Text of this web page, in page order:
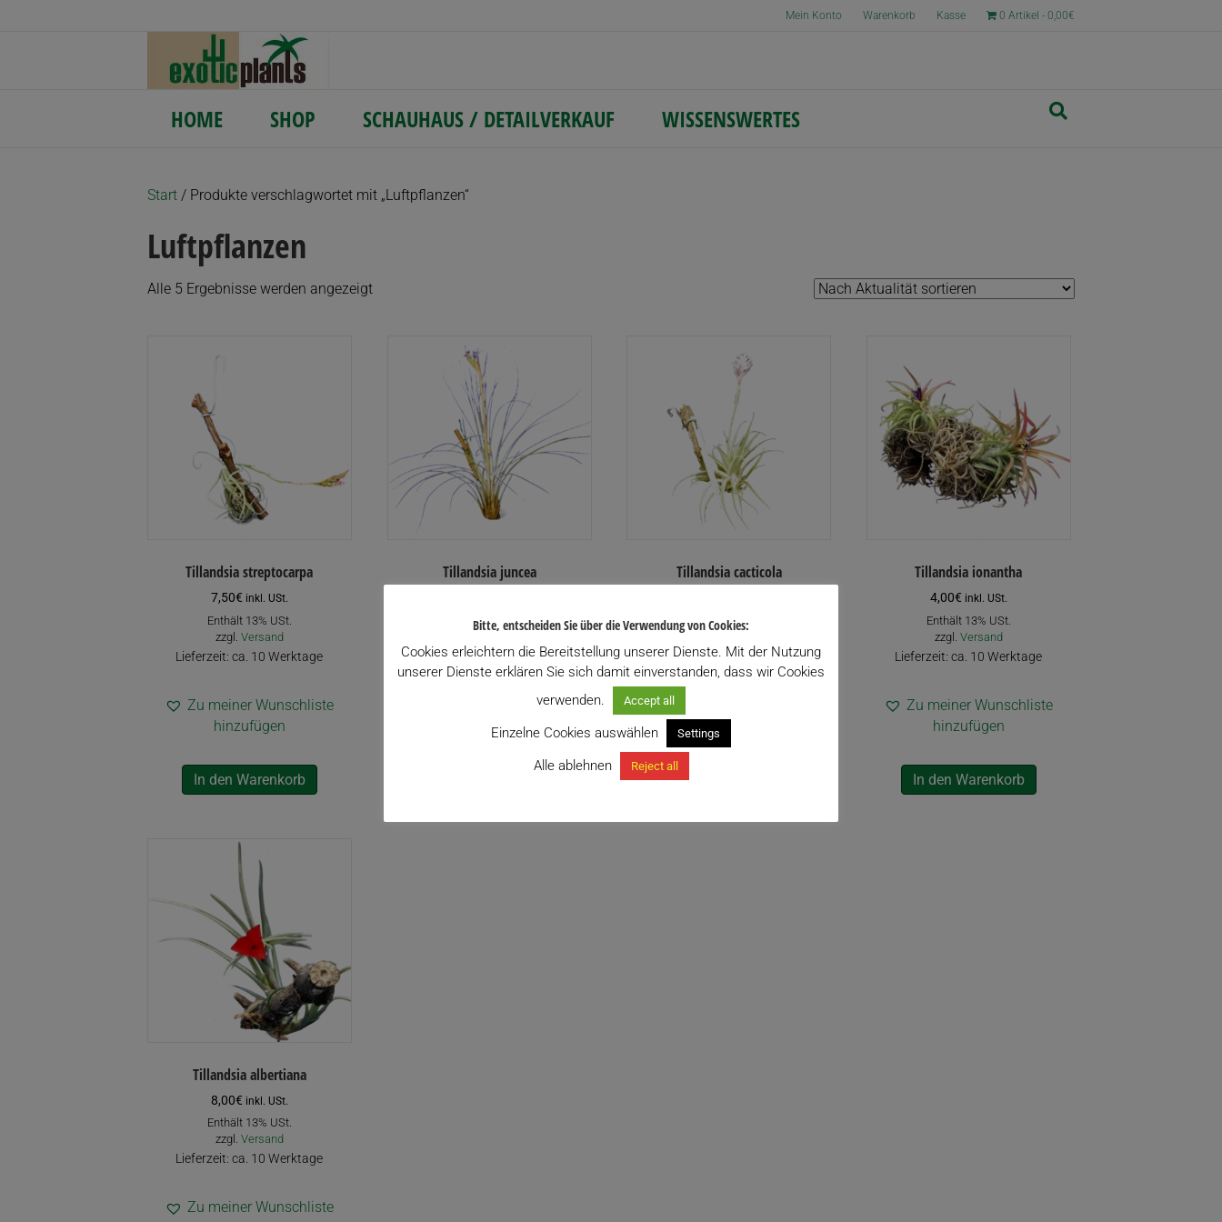
Mein Konto Warenkorb Kasse 0 Artikel 0,00€
HOME SHOP SCHAUHAUS / DETAILVERKAUF WISSENSWERTES
Start / Produkte verschlagwortet mit „Luftpflanzen“
Luftpflanzen
Alle 5 Ergebnisse werden angezeigtNach
Tillandsia streptocarpa
7,50€ inkl. USt.
Enthält 13% USt.
zzgl. Versand
Lieferzeit: ca. 10 Werktage
Zu meiner Wunschliste
hinzufügen
In den Warenkorb
Tillandsia juncea
Enthält 13% USt.
Lieferzeit: ca. 10 Werktage
Zu meiner Wunschliste
hinzufügen
Tillandsia cacticola
Enthält 13% USt.
Lieferzeit: ca. 10 Werktage
Zu meiner Wunschliste
hinzufügen
In den Warenkorb
Tillandsia ionantha
4,00€ inkl. USt.
Enthält 13% USt.
zzgl. Versand
Lieferzeit: ca. 10 Werktage
Zu meiner Wunschliste
hinzufügen
In den Warenkorb
Tillandsia albertiana
8,00€ inkl. USt.
Enthält 13% USt.
zzgl. Versand
Lieferzeit: ca. 10 Werktage
Zu meiner Wunschliste
Bitte, entscheiden Sie über die Verwendung von Cookies:
Cookies erleichtern die Bereitstellung unserer Dienste. Mit der Nutzung
unserer Dienste erklären Sie sich damit einverstanden, dass wir Cookies
verwenden.
Accept all
Einzelne Cookies auswählen Settings
Alle ablehnen Reject all